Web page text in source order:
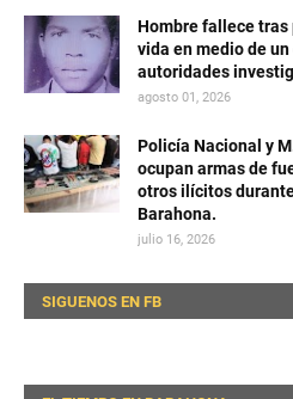
Hombre fallece
vida en medio de
autoridades
agosto 01, 2026
Policía Nacional y
ocupan armas de
otros ilícitos
Barahona.
julio 16, 2026
SIGUENOS EN FB